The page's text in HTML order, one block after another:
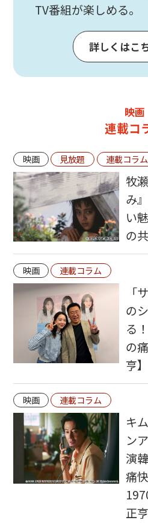
TV番組が楽しめる。
詳しくはこ
映画
連載コ
映画 見放題 連載コラム
牧
み
い
の
映画 連載コラム
「
の
る
の
亨】
映画 連載コラム
キ
ン
演
痛
正亨